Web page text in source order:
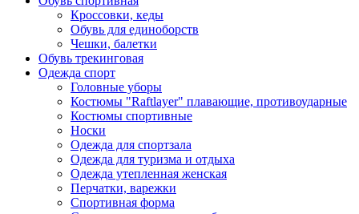
Кроссовки, кеды
Обувь для единоборств
Чешки, балетки
Обувь трекинговая
Одежда спорт
Головные уборы
Костюмы "Raftlayer" плавающие, противоударные
Костюмы спортивные
Носки
Одежда для спортзала
Одежда для туризма и отдыха
Одежда утепленная женская
Перчатки, варежки
Спортивная форма